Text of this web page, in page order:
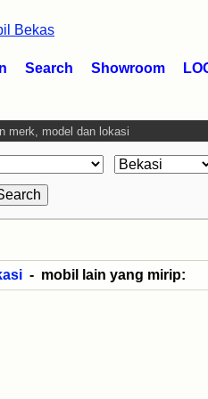
Search Showroom
merk, model dan lokasi
- mobil lain yang mirip: